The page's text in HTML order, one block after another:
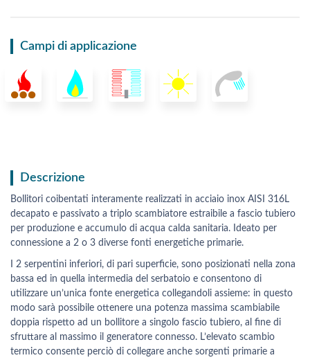
Campi di applicazione
Descrizione
Bollitori coibentati interamente realizzati in acciaio inox AISI 316L
decapato e passivato a triplo scambiatore estraibile a fascio tubiero
per produzione e accumulo di acqua calda sanitaria. Ideato per
connessione a 2 o 3 diverse fonti energetiche primarie.
I 2 serpentini inferiori, di pari superficie, sono posizionati nella zona
bassa ed in quella intermedia del serbatoio e consentono di
utilizzare un’unica fonte energetica collegandoli assieme: in questo
modo sarà possibile ottenere una potenza massima scambiabile
doppia rispetto ad un bollitore a singolo fascio tubiero, al fine di
sfruttare al massimo il generatore connesso. L’elevato scambio
termico consente perciò di collegare anche sorgenti primarie a